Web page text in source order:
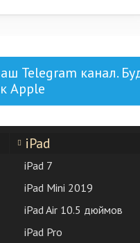
Telegram канал.
Apple
iPad
iPad 7
iPad Mini 2019
iPad Air 10.5 дюймов
iPad Pro